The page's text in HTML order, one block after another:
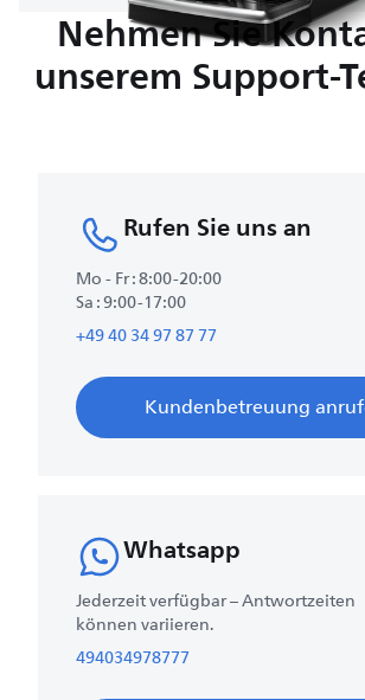
Nehmen Sie
unserem Support-
Rufen Sie uns an
Mo - Fr : 8:00-20:00
Sa : 9:00-17:00
+49 40 34 97 87 77
Kundenbetreuung
Whatsapp
Jederzeit verfügbar – Antwortzeiten
können variieren.
494034978777